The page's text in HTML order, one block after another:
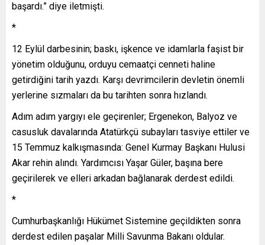
başardı.” diye iletmişti.
*
12 Eylül darbesinin; baskı, işkence ve idamlarla faşist bir
yönetim olduğunu, orduyu cemaatçi cenneti haline
getirdiğini tarih yazdı. Karşı devrimcilerin devletin önemli
yerlerine sızmaları da bu tarihten sonra hızlandı.
Adım adım yargıyı ele geçirenler; Ergenekon, Balyoz ve
casusluk davalarında Atatürkçü subayları tasviye ettiler ve
15 Temmuz kalkışmasında: Genel Kurmay Başkanı Hulusi
Akar rehin alındı. Yardımcısı Yaşar Güler, başına bere
geçirilerek ve elleri arkadan bağlanarak derdest edildi.
*
Cumhurbaşkanlığı Hükümet Sistemine geçildikten sonra
derdest edilen paşalar Milli Savunma Bakanı oldular.